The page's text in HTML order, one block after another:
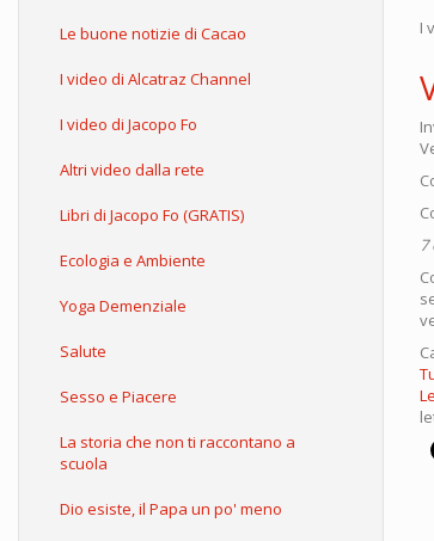
Le buone notizie di Cacao
I video di Alcatraz Channel
I video di Jacopo Fo
Altri video dalla rete
Libri di Jacopo Fo (GRATIS)
Ecologia e Ambiente
Yoga Demenziale
Salute
Sesso e Piacere
La storia che non ti raccontano a
scuola
Dio esiste, il Papa un po' meno
I
7